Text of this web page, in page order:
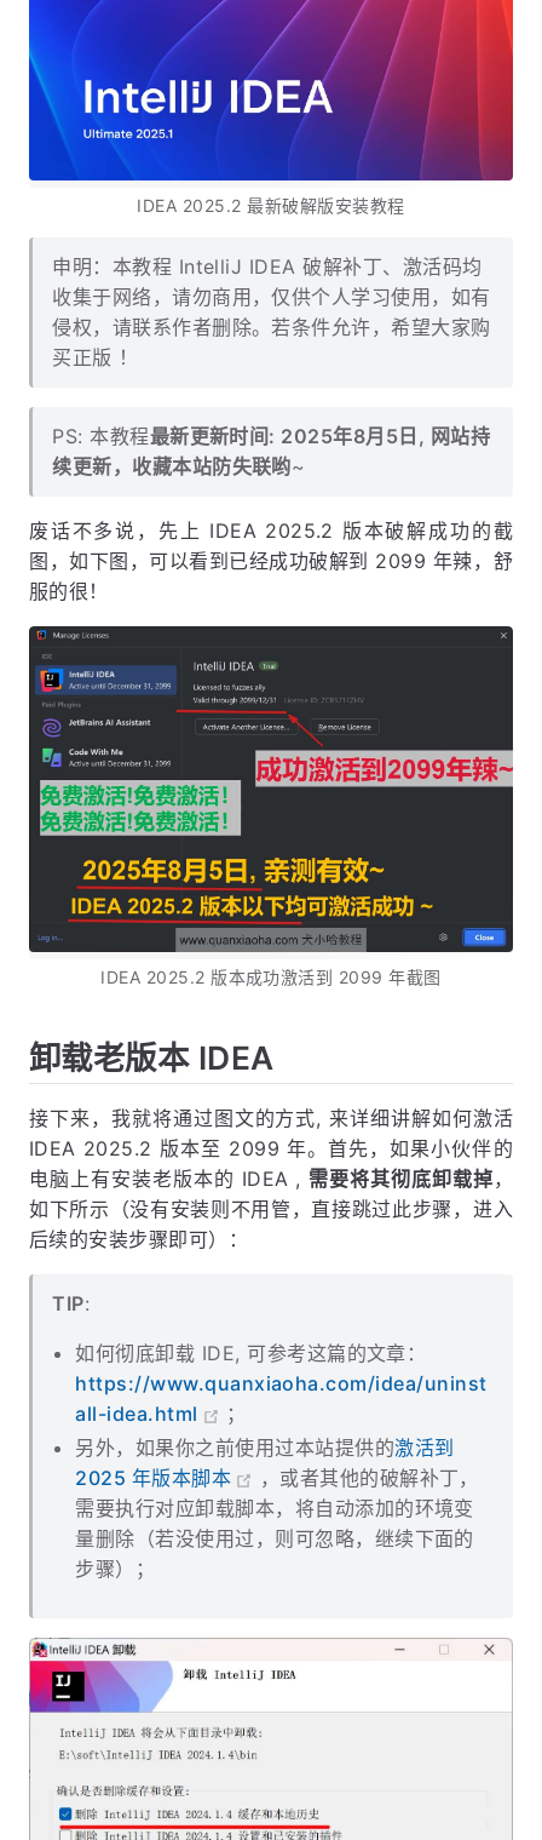
IDEA 2025.2 最新破解版安装教程
申明：本教程 IntelliJ IDEA 破解补丁、激活码均
收集于网络，请勿商用，仅供个人学习使用，如有
侵权，请联系作者删除。若条件允许，希望大家购
买正版 ！
PS: 本教程最新更新时间: 2025年8月5日, 网站持
续更新，收藏本站防失联哟~
废话不多说，先上 IDEA 2025.2 版本破解成功的截
图，如下图，可以看到已经成功破解到 2099 年辣，舒
服的很！
IDEA 2025.2 版本成功激活到 2099 年截图
卸载老版本 IDEA
接下来，我就将通过图文的方式, 来详细讲解如何激活
IDEA 2025.2 版本至 2099 年。首先，如果小伙伴的
电脑上有安装老版本的 IDEA , 需要将其彻底卸载掉，
如下所示（没有安装则不用管，直接跳过此步骤，进入
后续的安装步骤即可）：
TIP:
如何彻底卸载 IDE, 可参考这篇的文章：
https://www.quanxiaoha.com/idea/uninst
all-idea.html
；
另外，如果你之前使用过本站提供的激活到
2025 年版本脚本
，或者其他的破解补丁，
需要执行对应卸载脚本，将自动添加的环境变
量删除（若没使用过，则可忽略，继续下面的
步骤）；